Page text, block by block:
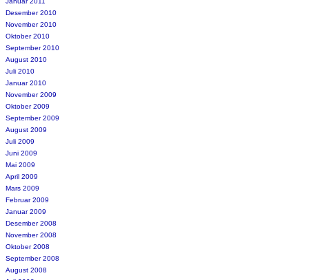
Desember 2010
November 2010
Oktober 2010
September 2010
August 2010
Juli 2010
Januar 2010
November 2009
Oktober 2009
September 2009
August 2009
Juli 2009
Juni 2009
Mai 2009
April 2009
Mars 2009
Februar 2009
Januar 2009
Desember 2008
November 2008
Oktober 2008
September 2008
August 2008